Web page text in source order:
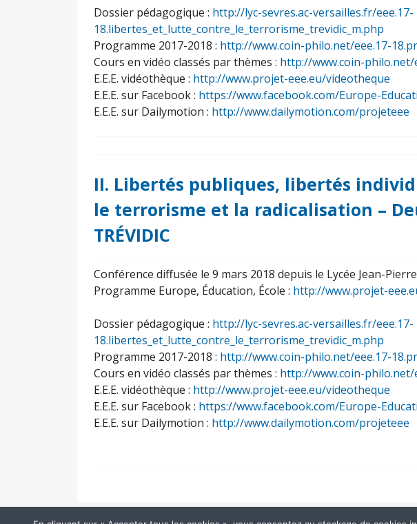
Dossier pédagogique : http://lyc-sevres.ac-versailles.fr/eee.17-
18.libertes_et_lutte_contre_le_terrorisme_trevidic_m.php
Programme 2017-2018 : http://www.coin-philo.net/eee.17-
Cours en vidéo classés par thèmes : http://www.coin-philo.net/
E.E.E. vidéothèque : http://www.projet-eee.eu/videotheque
E.E.E. sur Facebook : https://www.facebook.com/Europe-
E.E.E. sur Dailymotion : http://www.dailymotion.com/projeteee
II. Libertés publiques, libertés
le terrorisme et la radicalisation –
TRÉVIDIC
Conférence diffusée le 9 mars 2018 depuis le Lycée Jean-
Programme Europe, Éducation, École : http://www.projet-
Dossier pédagogique : http://lyc-sevres.ac-versailles.fr/eee.17-
18.libertes_et_lutte_contre_le_terrorisme_trevidic_m.php
Programme 2017-2018 : http://www.coin-philo.net/eee.17-
Cours en vidéo classés par thèmes : http://www.coin-philo.net/
E.E.E. vidéothèque : http://www.projet-eee.eu/videotheque
E.E.E. sur Facebook : https://www.facebook.com/Europe-
E.E.E. sur Dailymotion : http://www.dailymotion.com/projeteee